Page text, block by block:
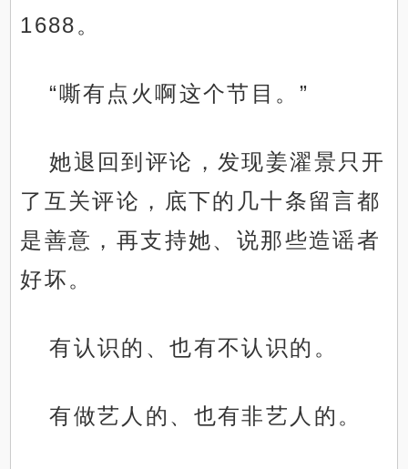
1688。
“嘶有点火啊这个节目。”
她退回到评论，发现姜濯景只开
了互关评论，底下的几十条留言都
是善意，再支持她、说那些造谣者
好坏。
有认识的、也有不认识的。
有做艺人的、也有非艺人的。